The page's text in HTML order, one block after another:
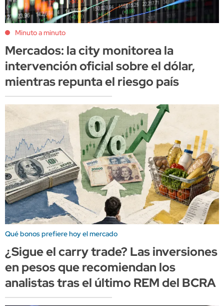
Minuto a minuto
Mercados: la city monitorea la
intervención oficial sobre el dólar,
mientras repunta el riesgo país
Qué bonos prefiere hoy el mercado
¿Sigue el carry trade? Las inversiones
en pesos que recomiendan los
analistas tras el último REM del BCRA